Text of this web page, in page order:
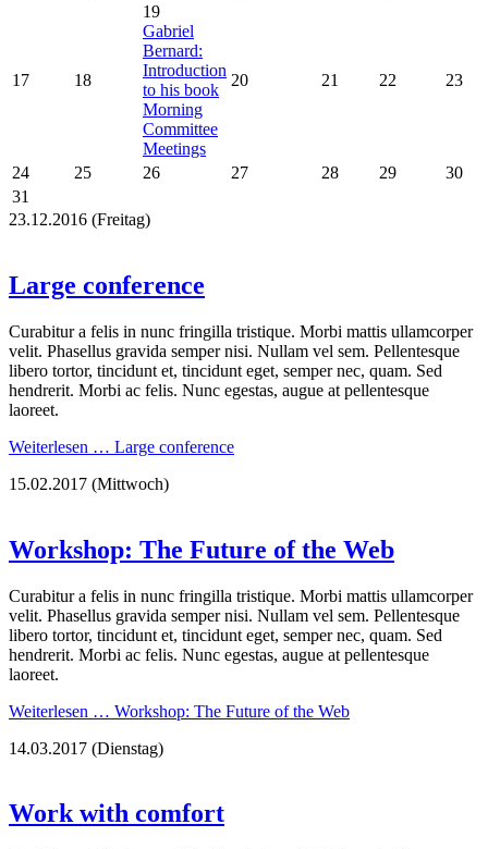
17 18
19
Gabriel
Bernard:
Introduction
to his book
Morning
Committee
Meetings
20 21 22 23
24 25 26 27 28 29
30
31
23.12.2016 (Freitag)
Large conference
Curabitur a felis in nunc fringilla tristique. Morbi mattis ullamcorper
velit. Phasellus gravida semper nisi. Nullam vel sem. Pellentesque
libero tortor, tincidunt et, tincidunt eget, semper nec, quam. Sed
hendrerit. Morbi ac felis. Nunc egestas, augue at pellentesque
laoreet.
Weiterlesen … Large conference
15.02.2017 (Mittwoch)
Workshop: The Future of the Web
Curabitur a felis in nunc fringilla tristique. Morbi mattis ullamcorper
velit. Phasellus gravida semper nisi. Nullam vel sem. Pellentesque
libero tortor, tincidunt et, tincidunt eget, semper nec, quam. Sed
hendrerit. Morbi ac felis. Nunc egestas, augue at pellentesque
laoreet.
Weiterlesen … Workshop: The Future of the Web
14.03.2017 (Dienstag)
Work with comfort